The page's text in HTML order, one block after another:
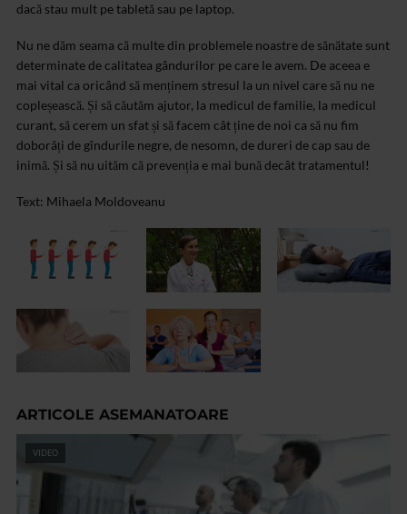
dacă stau mult pe tabletă sau pe laptop.
Nu ne dăm seama că multe din problemele noastre de sănătate sunt
determinate de calitatea gândurilor pe care le avem. De aceea e
mai vital ca oricând să menținem stresul la un nivel care să nu ne
copleșească. Și să căutăm ajutor, la medicul de familie, la medicul
curant, să cerem un sfat și să facem cât ține de noi ca să nu fim
doborâți de gîndurile negre, de nesomn, de dureri de cap sau de
inimă. Și să nu uităm că prevenția e mai bună decât tratamentul!
Text: Mihaela Moldoveanu
ARTICOLE ASEMANATOARE
VIDEO